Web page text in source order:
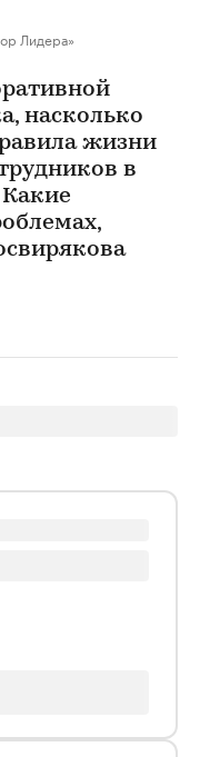
Лидера»
насколько
жизни
в